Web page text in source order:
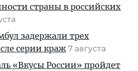
страны в российских
задержали трех
серии краж 7 августа
«Вкусы России» пройдет